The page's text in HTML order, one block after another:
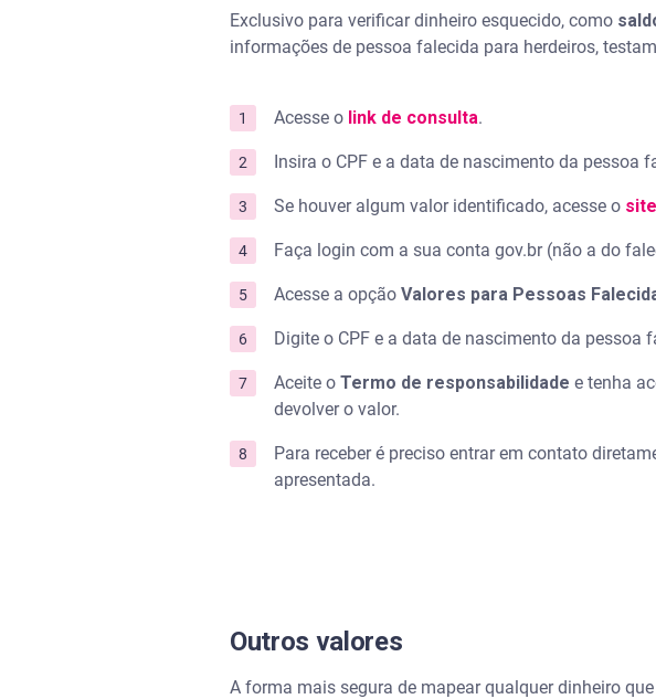
Exclusivo para verificar dinheiro esquecido, como
informações de pessoa falecida para herdeiros,
Acesse o link de consulta.
Insira o CPF e a data de nascimento da pessoa
Se houver algum valor identificado, acesse o
Faça login com a sua conta gov.br (não a do
Acesse a opção Valores para Pessoas
Digite o CPF e a data de nascimento da pessoa
Aceite o Termo de responsabilidade e tenha
devolver o valor.
Para receber é preciso entrar em contato
apresentada.
Outros valores
A forma mais segura de mapear qualquer dinheiro